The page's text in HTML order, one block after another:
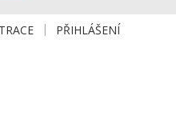
PŘIHLÁŠENÍ